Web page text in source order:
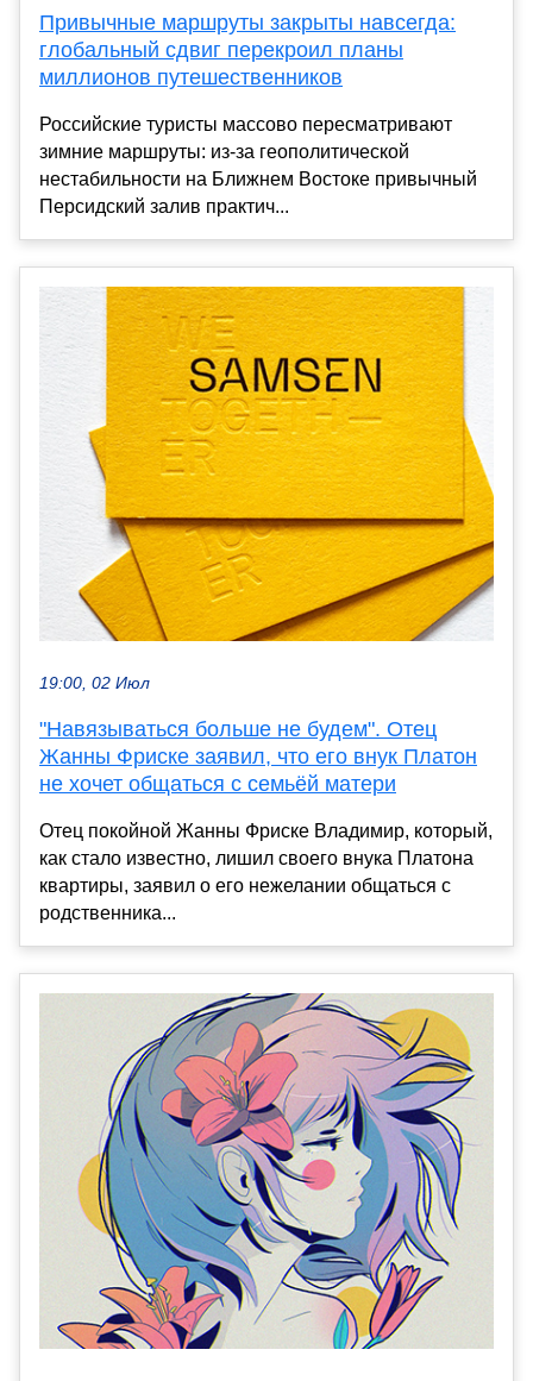
Привычные маршруты закрыты навсегда:
глобальный сдвиг перекроил планы
миллионов путешественников
Российские туристы массово пересматривают
зимние маршруты: из-за геополитической
нестабильности на Ближнем Востоке привычный
Персидский залив практич...
19:00, 02 Июл
"Навязываться больше не будем". Отец
Жанны Фриске заявил, что его внук Платон
не хочет общаться с семьёй матери
Отец покойной Жанны Фриске Владимир, который,
как стало известно, лишил своего внука Платона
квартиры, заявил о его нежелании общаться с
родственника...